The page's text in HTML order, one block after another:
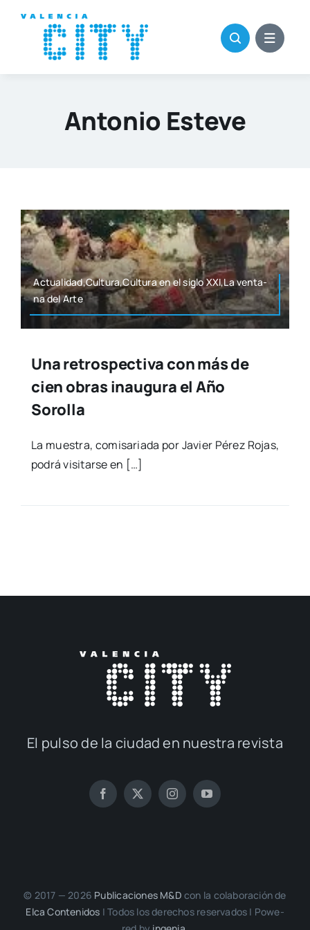
contenido
Antonio Esteve
Actualidad,Cultura,Cultura en el siglo XXI,La ven­ta­
na del Arte
Una retrospectiva con más de
cien obras inaugura el Año
Sorolla
La mues­tra, comi­sa­ria­da por Javier Pérez Rojas,
podrá visi­tar­se en […]
El pul­so de la ciu­dad en nues­tra revis­ta
© 2017 — 2026 Publi­ca­cio­nes M&D con la cola­bo­ra­ción de
Elca Con­te­ni­dos | Todos los dere­chos reser­va­dos | Powe­